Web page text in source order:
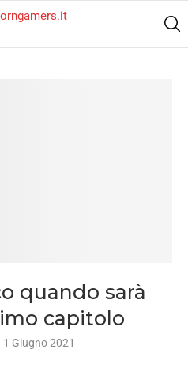
quando sarà
capitolo
1 Giugno 2021